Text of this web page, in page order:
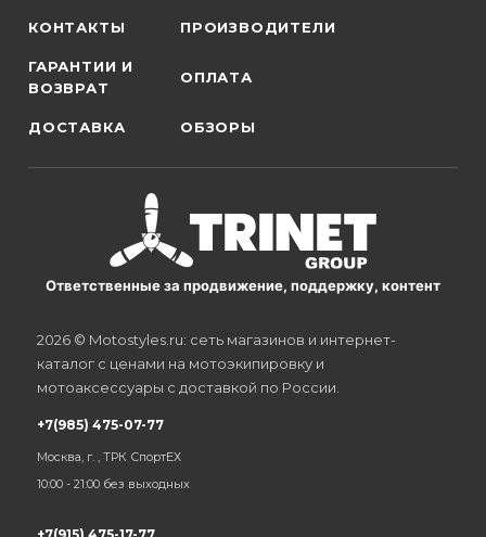
КОНТАКТЫ ПРОИЗВОДИТЕЛИ
ГАРАНТИИ И
ВОЗВРАТ
ОПЛАТА
ДОСТАВКА ОБЗОРЫ
Ответственные за продвижение, поддержку, контент
2026 © Motostyles.ru: сеть магазинов и интернет-
каталог с ценами на мотоэкипировку и
мотоаксессуары с доставкой по России.
+7(985) 475-07-77
Москва, г. , ТРК СпортЕХ
10:00 - 21:00 без выходных